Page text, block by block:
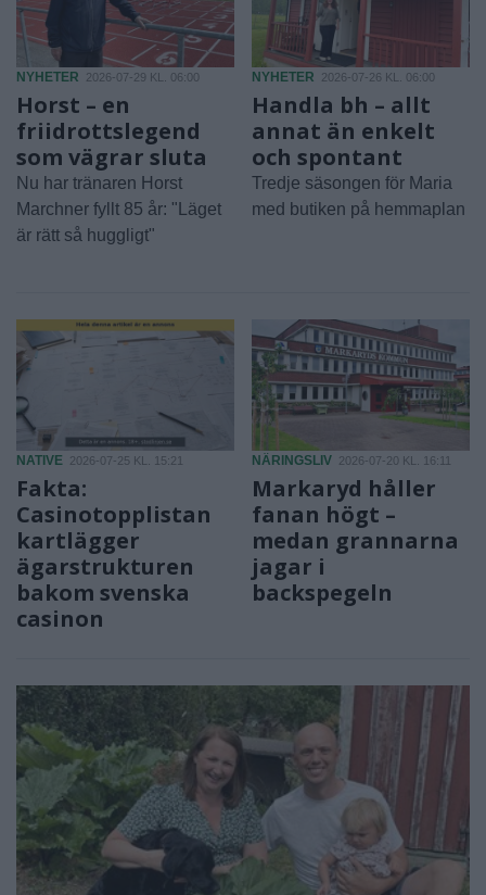
NYHETER 2026-07-29 KL. 06:00
Horst – en
friidrottslegend
som vägrar sluta
Nu har tränaren Horst
Marchner fyllt 85 år: "Läget
är rätt så huggligt"
NYHETER 2026-07-26 KL. 06:00
Handla bh – allt
annat än enkelt
och spontant
Tredje säsongen för Maria
med butiken på hemmaplan
NATIVE 2026-07-25 KL. 15:21
Fakta:
Casinotopplistan
kartlägger
ägarstrukturen
bakom svenska
casinon
NÄRINGSLIV 2026-07-20 KL. 16:11
Markaryd håller
fanan högt –
medan grannarna
jagar i
backspegeln